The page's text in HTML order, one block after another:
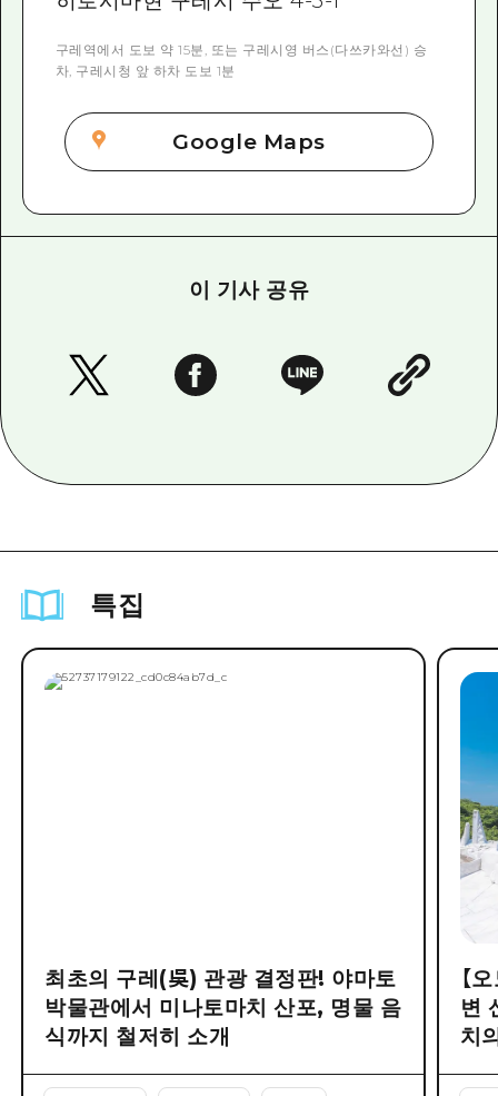
구레역에서 도보 약 15분, 또는 구레시영 버스(다쓰카와선) 승
차, 구레시청 앞 하차 도보 1분
Google Maps
이 기사 공유
특집
최초의 구레(吳) 관광 결정판! 야마토
박물관에서 미나토마치 산포, 명물 음
식까지 철저히 소개
【
변
치